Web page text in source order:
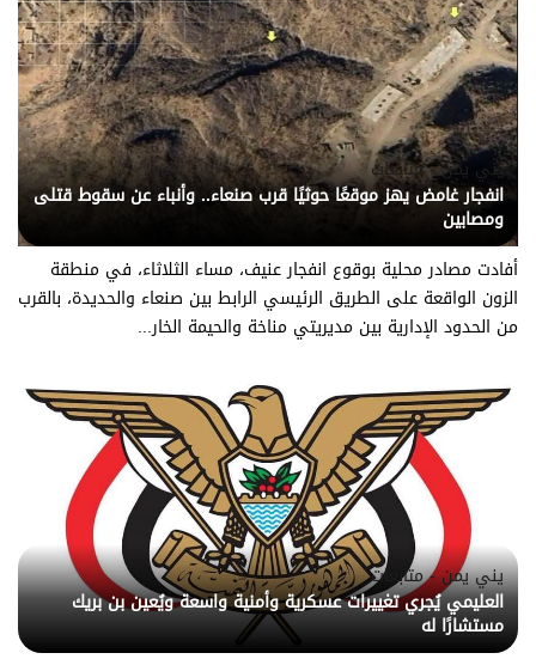
يني يمن - متابعات
انفجار غامض يهز موقعًا حوثيًا قرب صنعاء.. وأنباء عن سقوط قتلى
ومصابين
أفادت مصادر محلية بوقوع انفجار عنيف، مساء الثلاثاء، في منطقة
الزون الواقعة على الطريق الرئيسي الرابط بين صنعاء والحديدة، بالقرب
من الحدود الإدارية بين مديريتي مناخة والحيمة الخار...
يني يمن - متابعات
العليمي يُجري تغييرات عسكرية وأمنية واسعة ويُعين بن بريك
مستشارًا له